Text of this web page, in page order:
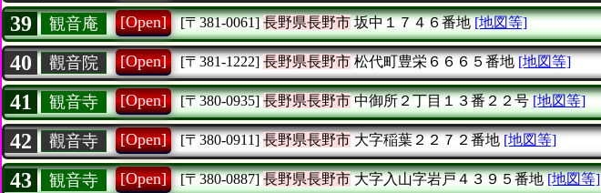
39 観音庵 [Open] [〒381-0061] 長野県長野市坂中１７４６番地 [地図等]
40 觀音院 [Open] [〒381-1222] 長野県長野市松代町豊栄６６６５番地 [地図等]
41 観音寺 [Open] [〒380-0935] 長野県長野市中御所２丁目１３番２２号 [地図等]
42 觀音寺 [Open] [〒380-0911] 長野県長野市大字稲葉２２７２番地 [地図等]
43 観音寺 [Open] [〒380-0887] 長野県長野市大字入山字岩戸４３９５番地 [地図等]